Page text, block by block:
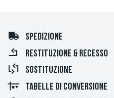
SPEDIZIONE
RESTITUZIONE & RECESSO
SOSTITUZIONE
TABELLE DI CONVERSIONE